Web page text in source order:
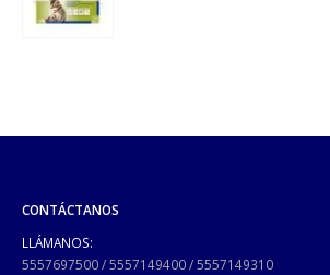
CONTÁCTANOS
LLÁMANOS:
5557697500/5557149400/5557149310